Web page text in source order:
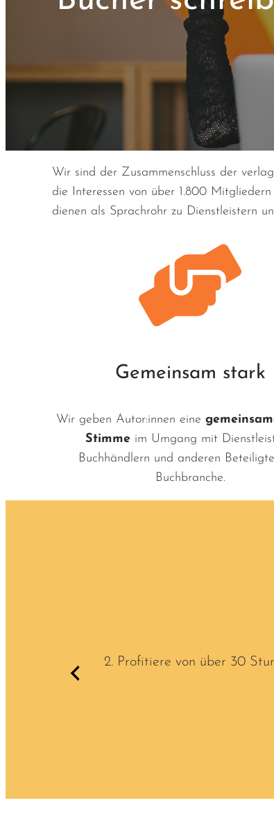
Wir sind der Zusammenschluss der
die Interessen von über 1.800
dienen als Sprachrohr zu Dienstleistern
Gemeinsam stark
Wir geben Autor:innen eine
Stimmeim Umgang mit
Buchhändlern und anderen
Buchbranche.
2. Profitiere von über 30